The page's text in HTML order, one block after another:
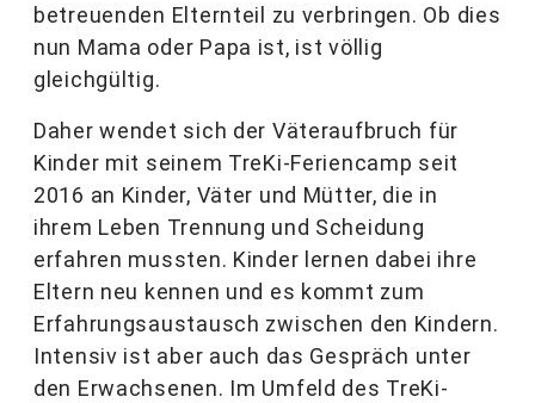
betreuenden Elternteil zu verbringen. Ob dies
nun Mama oder Papa ist, ist völlig
gleichgültig.
Daher wendet sich der Väteraufbruch für
Kinder mit seinem TreKi-Feriencamp seit
2016 an Kinder, Väter und Mütter, die in
ihrem Leben Trennung und Scheidung
erfahren mussten. Kinder lernen dabei ihre
Eltern neu kennen und es kommt zum
Erfahrungsaustausch zwischen den Kindern.
Intensiv ist aber auch das Gespräch unter
den Erwachsenen. Im Umfeld des TreKi-